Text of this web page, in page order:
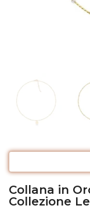
Collana in
Collezione